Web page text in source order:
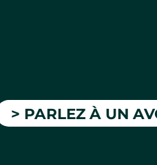
> PARLEZ À UN